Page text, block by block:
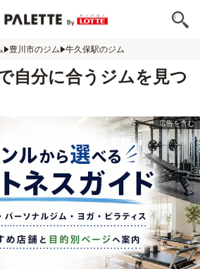
豊川市のジム 牛久保駅のジム
自分に合うジムを見つ